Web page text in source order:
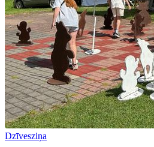
Dzīvesziņa